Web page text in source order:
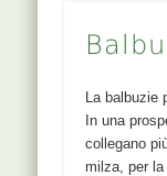
La balbuzie
In una
collegano
milza, per la